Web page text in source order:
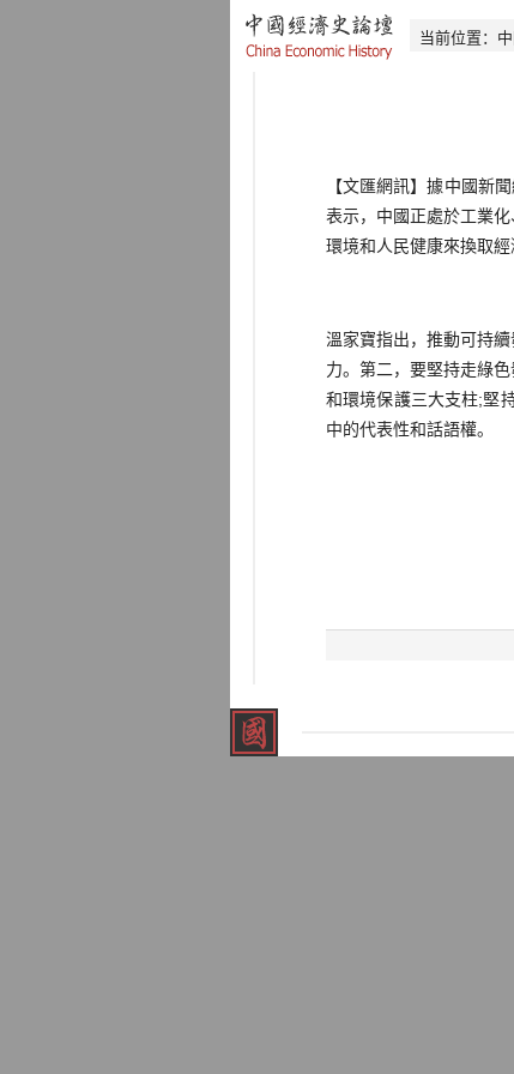
当前位置：
【文匯網訊】據中國新
表示，中國正處於工業
環境和人民健康來換取經
溫家寶指出，推動可持
力。第二，要堅持走綠
和環境保護三大支柱;堅
中的代表性和話語權。